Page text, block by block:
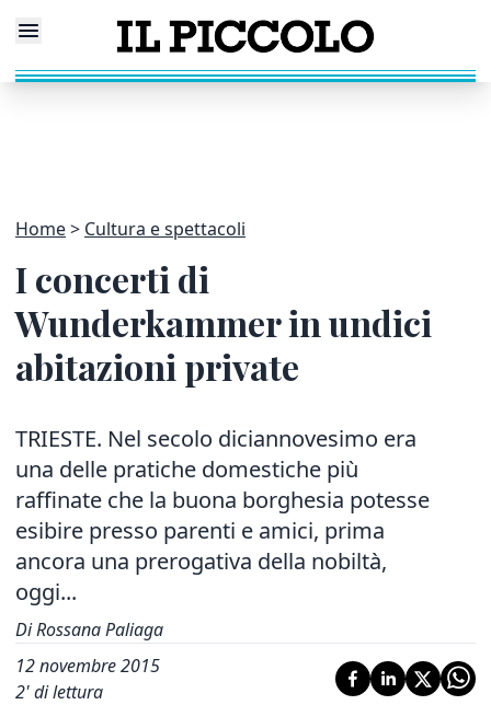
Home Cultura e spettacoli
I concerti di
Wunderkammer in undici
abitazioni private
TRIESTE. Nel secolo diciannovesimo era
una delle pratiche domestiche più
raffinate che la buona borghesia potesse
esibire presso parenti e amici, prima
ancora una prerogativa della nobiltà,
oggi...
Di Rossana Paliaga
12 novembre 2015
2' di lettura